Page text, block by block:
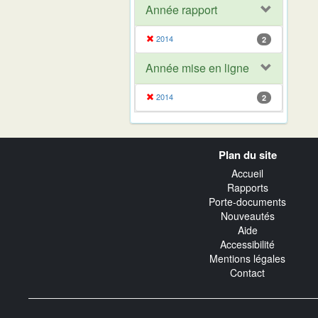
Année rapport
2014 2
Année mise en ligne
2014 2
Plan du site
Accueil
Rapports
Porte-documents
Nouveautés
Aide
Accessibilité
Mentions légales
Contact